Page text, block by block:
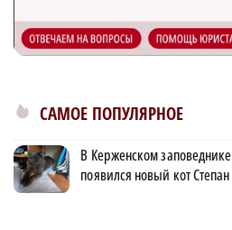
САМОЕ ПОПУЛЯРНОЕ
В Керженском заповеднике
появился новый кот Степан